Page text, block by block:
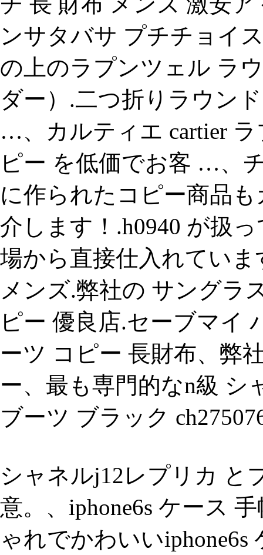
ンサタバサ プチチョイ
の上のラプンツェル ラ
ダー）.二つ折りラウン
…、カルティエ cartier
ピー を低価でお客 …、
に作られたコピー商品
介します！.h0940 が扱
場から直接仕入れてい
メンズ.弊社の サングラ
ピー 優良店.セーブマイ
ーツ コピー 長財布、弊
ー、最も専門的なn級 シ
ブーツ ブラック
シャネルj12レプリカ と
意。、iphone6s ケース
ゃれでかわいい